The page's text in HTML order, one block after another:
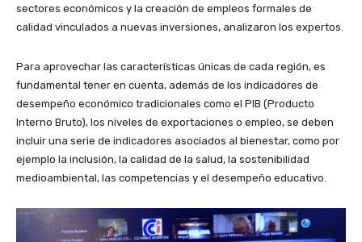
sectores económicos y la creación de empleos formales de
calidad vinculados a nuevas inversiones, analizaron los expertos.
Para aprovechar las características únicas de cada región, es
fundamental tener en cuenta, además de los indicadores de
desempeño económico tradicionales como el PIB (Producto
Interno Bruto), los niveles de exportaciones o empleo, se deben
incluir una serie de indicadores asociados al bienestar, como por
ejemplo la inclusión, la calidad de la salud, la sostenibilidad
medioambiental, las competencias y el desempeño educativo.